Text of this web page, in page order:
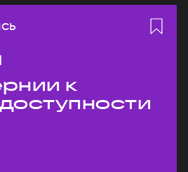
к